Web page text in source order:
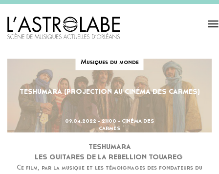
Musiques du monde
TESHUMARA (PROJECTION AU CINÉMA DES CARMES)
09.04.2022 - 2H00 - CINÉMA DES
CARMES
TESHUMARA
LES GUITARES DE LA REBELLION TOUAREG
Ce film, par la musique et les témoignages des fondateurs du